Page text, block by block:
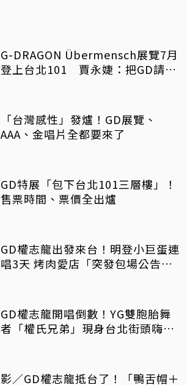
G-DRAGON Übermensch展覽7月
登上台北101 賈永婕：把GD請來
「台灣感性」發爐！GD展覽、
AAA、金唱片全都要來了
GD特展「包下台北101三層樓」！
售票時間、票價全出爐
GD權志龍出發來台！明登小巨蛋連
唱3天 烤肉愛店「突發包場公告」
GD權志龍開唱倒數！YG雙胞胎舞
者「權氏兄弟」現身台北街頭嗨拍
影／GD權志龍抵台了！「鴨舌帽＋